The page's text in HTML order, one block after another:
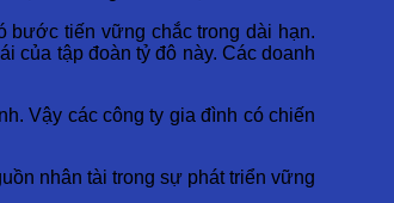
bước tiến vững chắc trong dài hạn.
của tập đoàn tỷ đô này. Các doanh
Vậy các công ty gia đình có chiến
nhân tài trong sự phát triển vững